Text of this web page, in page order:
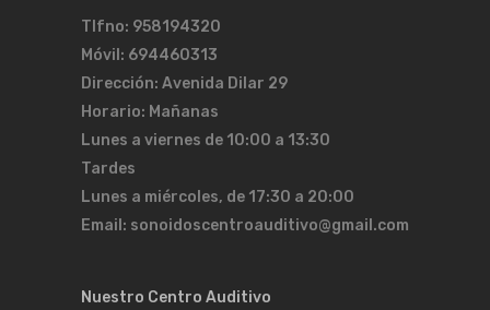
Tlfno: 958194320
Móvil: 694460313
Dirección: Avenida Dilar 29
Horario: Mañanas
Lunes a viernes de 10:00 a 13:30
Tardes
Lunes a miércoles, de 17:30 a 20:00
Email: sonoidoscentroauditivo@gmail.com
Nuestro Centro Auditivo